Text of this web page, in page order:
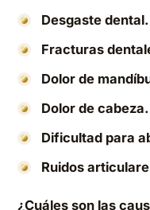
Desgaste dental.
Fracturas
Dolor de
Dolor de cabeza.
Dificultad para
Ruidos
¿Cuáles son las